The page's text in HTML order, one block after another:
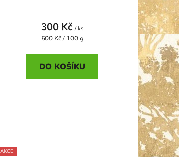
300 Kč/ ks
Měrná
500 Kč / 100 g
DO KOŠÍKU
AKCE